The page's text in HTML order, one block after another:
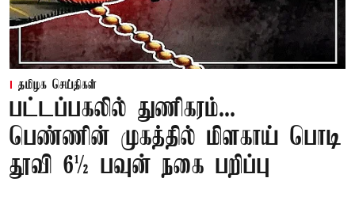
தமிழக செய்திகள்
பட்டப்பகலில் துணிகரம்...
பெண்ணின் முகத்தில் மிளகாய் பொடி
தூவி 6½ பவுன் நகை பறிப்பு